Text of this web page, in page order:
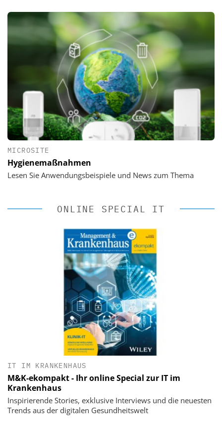
MICROSITE
Hygienemaßnahmen
Lesen Sie Anwendungsbeispiele und News zum Thema
ONLINE SPECIAL IT
IT IM KRANKENHAUS
M&K-ekompakt - Ihr online Special zur IT im
Krankenhaus
Inspirierende Stories, exklusive Interviews und die neuesten
Trends aus der digitalen Gesundheitswelt